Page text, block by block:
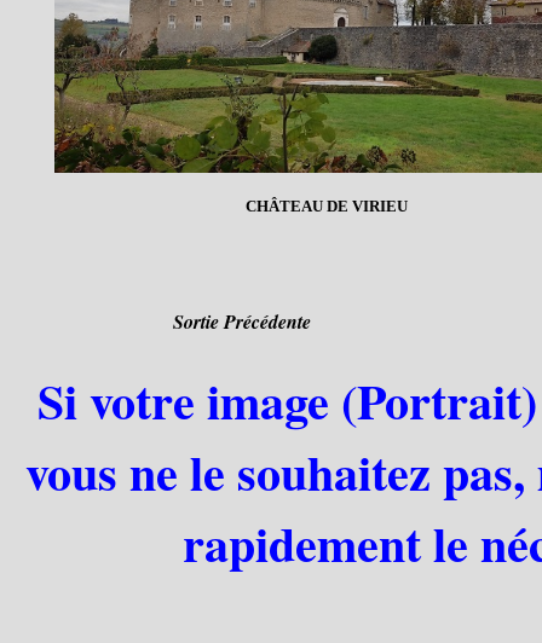
CHÂTEAU DE VIRIEU
Sortie Précédente
Si votre image
vous ne le souhaitez
rapidement le